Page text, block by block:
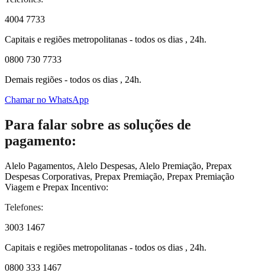
4004 7733
Capitais e regiões metropolitanas - todos os dias , 24h.
0800 730 7733
Demais regiões - todos os dias , 24h.
Chamar no WhatsApp
Para falar sobre as soluções de
pagamento:
Alelo Pagamentos, Alelo Despesas, Alelo Premiação, Prepax
Despesas Corporativas, Prepax Premiação, Prepax Premiação
Viagem e Prepax Incentivo:
Telefones:
3003 1467
Capitais e regiões metropolitanas - todos os dias , 24h.
0800 333 1467